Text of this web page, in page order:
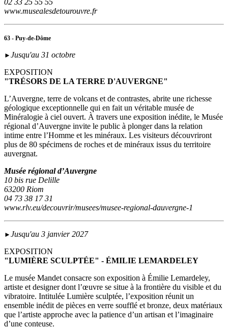
02 33 25 55 55
www.musealesdetourouvre.fr
63 - Puy-de-Dôme
► Jusqu'au 31 octobre
EXPOSITION
"TRÉSORS DE LA TERRE D'AUVERGNE"
L’Auvergne, terre de volcans et de contrastes, abrite une richesse
géologique exceptionnelle qui en fait un véritable musée de
Minéralogie à ciel ouvert. À travers une exposition inédite, le Musée
régional d’Auvergne invite le public à plonger dans la relation
intime entre l’Homme et les minéraux. Les visiteurs découvriront
plus de 80 spécimens de roches et de minéraux issus du territoire
auvergnat.
Musée régional d’Auvergne
10 bis rue Delille
63200 Riom
04 73 38 17 31
www.rlv.eu/decouvrir/musees/musee-regional-dauvergne-1
► Jusqu'au 3 janvier 2027
EXPOSITION
"LUMIÈRE SCULPTÉE" - ÉMILIE LEMARDELEY
Le musée Mandet consacre son exposition à Émilie Lemardeley,
artiste et designer dont l’œuvre se situe à la frontière du visible et du
vibratoire. Intitulée Lumière sculptée, l’exposition réunit un
ensemble inédit de pièces en verre soufflé et bronze, deux matériaux
que l’artiste approche avec la patience d’un artisan et l’imaginaire
d’une conteuse.